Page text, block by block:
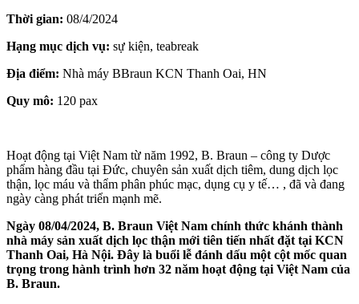
Thời gian: 08/4/2024
Hạng mục dịch vụ: sự kiện, teabreak
Địa điểm: Nhà máy BBraun KCN Thanh Oai, HN
Quy mô: 120 pax
Hoạt động tại Việt Nam từ năm 1992, B. Braun – công ty Dược
phẩm hàng đầu tại Đức, chuyên sản xuất dịch tiêm, dung dịch lọc
thận, lọc máu và thẩm phân phúc mạc, dụng cụ y tế… , đã và đang
ngày càng phát triển mạnh mẽ.
Ngày 08/04/2024, B. Braun Việt Nam chính thức khánh thành
nhà máy sản xuất dịch lọc thận mới tiên tiến nhất đặt tại KCN
Thanh Oai, Hà Nội. Đây là buổi lễ đánh dấu một cột mốc quan
trọng trong hành trình hơn 32 năm hoạt động tại Việt Nam của
B. Braun.